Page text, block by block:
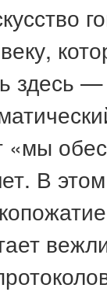
здесь —
«мы
В